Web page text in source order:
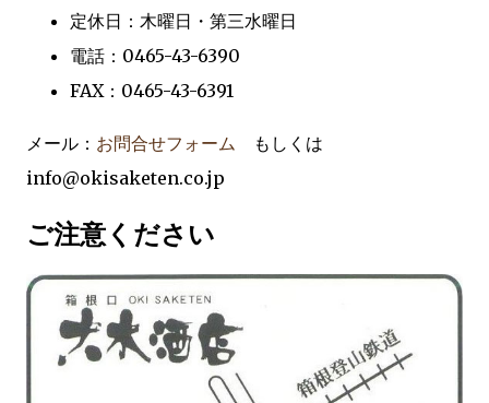
定休日：木曜日・第三水曜日
電話：0465-43-6390
FAX：0465-43-6391
メール： お問合せフォーム もしくは
info@okisaketen.co.jp
ご注意ください